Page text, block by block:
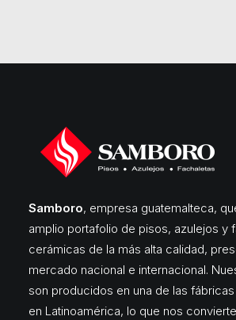
Samboro, empresa guatemalteca,
amplio portafolio de pisos, azulejos y
cerámicas de la más alta calidad,
mercado nacional e internacional.
son producidos en una de las
en Latinoamérica, lo que nos